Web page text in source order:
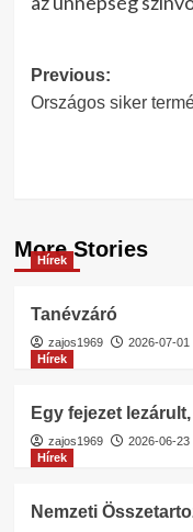
Post
navigation
Previous:
Országos siker
More Stories
Hírek
Tanévzáró
zajos1969
2026-07-01
Hírek
Egy fejezet
zajos1969
2026-06-23
Hírek
Nemzeti